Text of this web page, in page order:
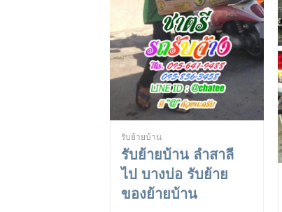
รับย้ายบ้าน
รับย้ายบ้าน ลำสาลี
ไป บางบ่อ รับย้าย
ของย้ายบ้าน